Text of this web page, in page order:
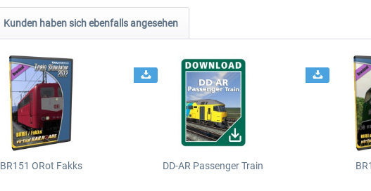
Kunden haben sich ebenfalls angesehen
BR151 ORot Fakks DD-AR Passenger Train